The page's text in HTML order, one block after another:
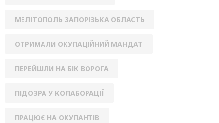
МЕЛІТОПОЛЬ ЗАПОРІЗЬКА ОБЛАСТЬ
ОТРИМАЛИ ОКУПАЦІЙНИЙ МАНДАТ
ПЕРЕЙШЛИ НА БІК ВОРОГА
ПІДОЗРА У КОЛАБОРАЦІЇ
ПРАЦЮЄ НА ОКУПАНТІВ